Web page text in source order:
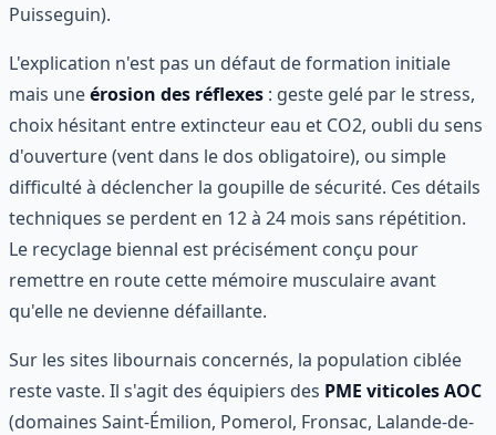
Puisseguin).
L'explication n'est pas un défaut de formation initiale
mais uneérosion des réflexes : geste gelé par le stress,
choix hésitant entre extincteur eau et CO2, oubli du sens
d'ouverture (vent dans le dos obligatoire), ou simple
difficulté à déclencher la goupille de sécurité. Ces détails
techniques se perdent en 12 à 24 mois sans répétition.
Le recyclage biennal est précisément conçu pour
remettre en route cette mémoire musculaire avant
qu'elle ne devienne défaillante.
Sur les sites libournais concernés, la population ciblée
reste vaste. Il s'agit des équipiers des PME viticoles AOC
(domaines Saint-Émilion, Pomerol, Fronsac, Lalande-de-